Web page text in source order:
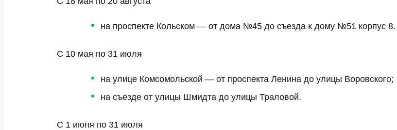
на проспекте Кольском — от дома №45 до съезда к дому №51 корпус 8.
С 10 мая по 31 июля
на улице Комсомольской — от проспекта Ленина до улицы Воровского;
на съезде от улицы Шмидта до улицы Траловой.
С 1 июня по 31 июля